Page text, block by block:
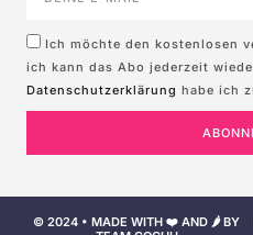
Ich möchte den kostenlosen
ich kann das Abo jederzeit
Datenschutzerklärung habe ich
© 2024 • MADE WITH ❤️ AND 🌶️ BY